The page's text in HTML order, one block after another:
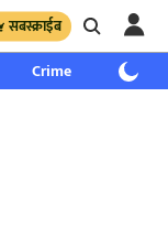
सबस्क्राईब
Crime साप्ताहिक